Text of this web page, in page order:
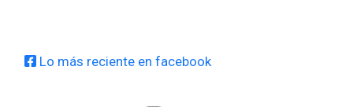
Lo más reciente en facebook